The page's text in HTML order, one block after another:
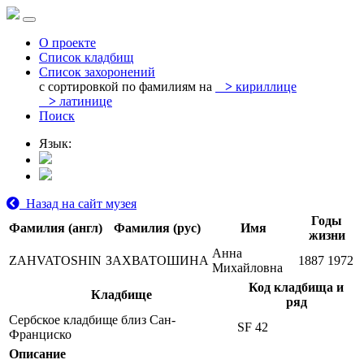
О проекте
Список кладбищ
Список захоронений
с сортировкой по фамилиям на
> кириллице
> латинице
Поиск
Язык:
Назад на сайт музея
Фамилия (англ)
Фамилия (рус) Имя
Годы
жизни
ZAHVATOSHIN ЗАХВАТОШИНА
Анна
Михайловна
1887 1972
Кладбище
Код кладбища и
ряд
Сербское кладбище близ Сан-
Франциско
SF 42
Описание